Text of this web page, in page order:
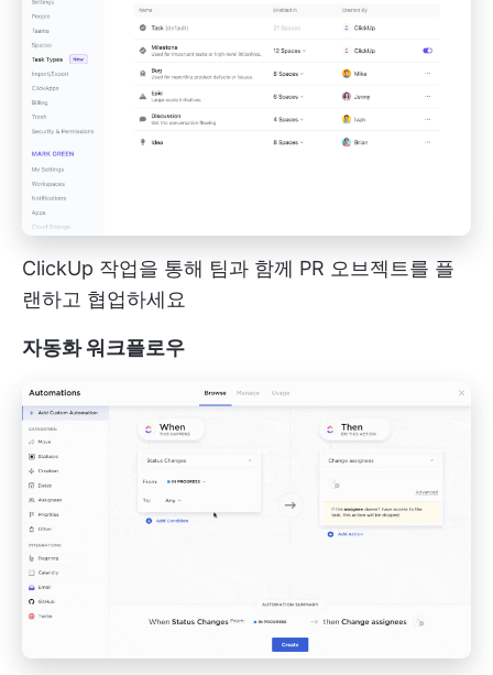
ClickUp 작업을 통해 팀과 함께 PR 오브젝트를 플
랜하고 협업하세요
자동화 워크플로우